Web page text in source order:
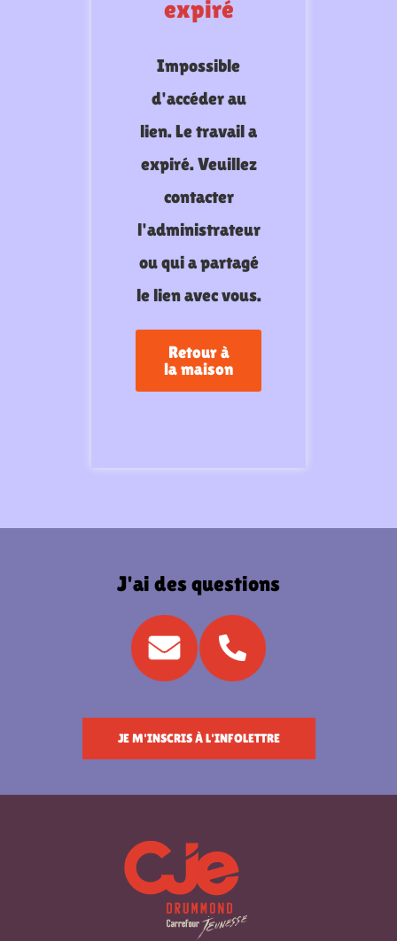
expiré
Impossible
d'accéder au
lien. Le travail a
expiré. Veuillez
contacter
l'administrateur
ou qui a partagé
le lien avec vous.
Retour à
la maison
J'ai des questions
JE M'INSCRIS À L'INFOLETTRE